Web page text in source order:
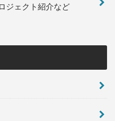
ジェクト紹介など